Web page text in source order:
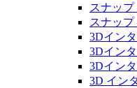
スナップ
スナッ
3Dイン
3Dイン
3Dイン
3D イン